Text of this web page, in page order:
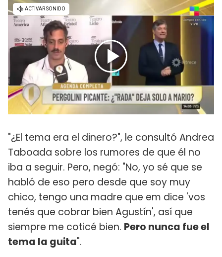
"¿El tema era el dinero?", le consultó Andrea
Taboada sobre los rumores de que él no
iba a seguir. Pero, negó: "No, yo sé que se
habló de eso pero desde que soy muy
chico, tengo una madre que em dice 'vos
tenés que cobrar bien Agustín', así que
siempre me coticé bien. Pero nunca fue el
tema la guita".